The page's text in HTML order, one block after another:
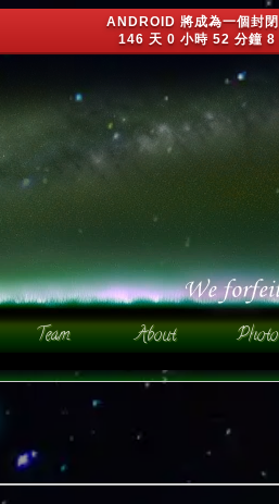
ANDROID 將成為一個封
146 天 0 小時 52 分鐘 5